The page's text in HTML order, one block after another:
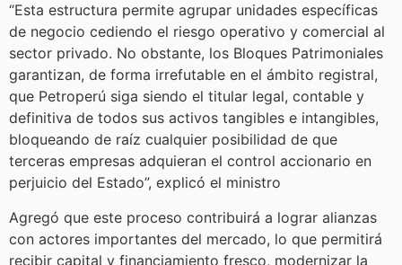
“Esta estructura permite agrupar unidades específicas
de negocio cediendo el riesgo operativo y comercial al
sector privado. No obstante, los Bloques Patrimoniales
garantizan, de forma irrefutable en el ámbito registral,
que Petroperú siga siendo el titular legal, contable y
definitiva de todos sus activos tangibles e intangibles,
bloqueando de raíz cualquier posibilidad de que
terceras empresas adquieran el control accionario en
perjuicio del Estado”, explicó el ministro
Agregó que este proceso contribuirá a lograr alianzas
con actores importantes del mercado, lo que permitirá
recibir capital y financiamiento fresco, modernizar la